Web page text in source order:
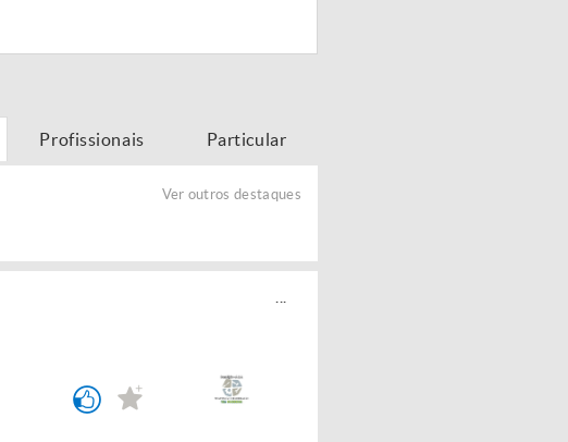
Profissionais Particular
Ver outros destaques